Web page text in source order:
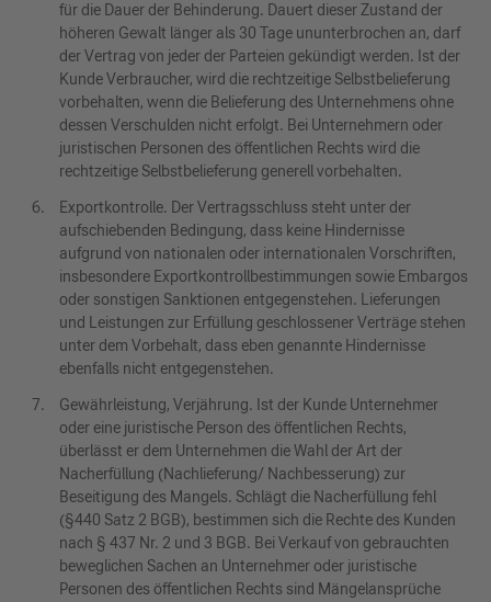
für die Dauer der Behinderung. Dauert dieser Zustand der
höheren Gewalt länger als 30 Tage ununterbrochen an, darf
der Vertrag von jeder der Parteien gekündigt werden. Ist der
Kunde Verbraucher, wird die rechtzeitige Selbstbelieferung
vorbehalten, wenn die Belieferung des Unternehmens ohne
dessen Verschulden nicht erfolgt. Bei Unternehmern oder
juristischen Personen des öffentlichen Rechts wird die
rechtzeitige Selbstbelieferung generell vorbehalten.
Exportkontrolle. Der Vertragsschluss steht unter der
aufschiebenden Bedingung, dass keine Hindernisse
aufgrund von nationalen oder internationalen Vorschriften,
insbesondere Exportkontrollbestimmungen sowie Embargos
oder sonstigen Sanktionen entgegenstehen. Lieferungen
und Leistungen zur Erfüllung geschlossener Verträge stehen
unter dem Vorbehalt, dass eben genannte Hindernisse
ebenfalls nicht entgegenstehen.
Gewährleistung, Verjährung. Ist der Kunde Unternehmer
oder eine juristische Person des öffentlichen Rechts,
überlässt er dem Unternehmen die Wahl der Art der
Nacherfüllung (Nachlieferung/ Nachbesserung) zur
Beseitigung des Mangels. Schlägt die Nacherfüllung fehl
(§440 Satz 2 BGB), bestimmen sich die Rechte des Kunden
nach § 437 Nr. 2 und 3 BGB. Bei Verkauf von gebrauchten
beweglichen Sachen an Unternehmer oder juristische
Personen des öffentlichen Rechts sind Mängelansprüche